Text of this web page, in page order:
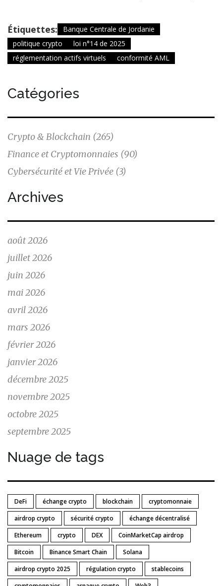
Étiquettes:
Banque Centrale de Jordanie
politique crypto
loi n°14 de 2025
réglementation actifs virtuels
conformité AML
Catégories
Crypto & Blockchain (265)
Finance et Cryptomonnaies (90)
Cybersécurité et Vie Privée (3)
Archives
août 2026
juillet 2026
juin 2026
mai 2026
avril 2026
mars 2026
février 2026
janvier 2026
décembre 2025
novembre 2025
octobre 2025
septembre 2025
Nuage de tags
DeFi échange crypto blockchain
cryptomonnaie
airdrop crypto
sécurité crypto
échange décentralisé
Ethereum
crypto DEX
CoinMarketCap airdrop
Bitcoin
Binance Smart Chain
Solana
airdrop crypto 2025
régulation crypto
stablecoins